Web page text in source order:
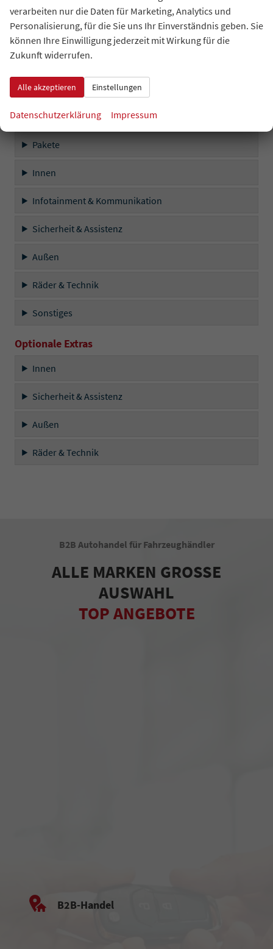
Sicherheit & Assistenz
Außen
Räder & Technik
Sonstiges
Serienausstattungen
Pakete
Innen
Infotainment & Kommunikation
Sicherheit & Assistenz
Außen
Räder & Technik
Sonstiges
Optionale Extras
Innen
Sicherheit & Assistenz
Außen
Räder & Technik
B2B Autohandel für Fahrzeughändler
ALLE MARKEN GROSSE
AUSWAHL
TOP ANGEBOTE
B2B-Handel
verarbeiten nur die Daten für Marketing, Analytics und
Personalisierung, für die Sie uns Ihr Einverständnis geben. Sie
können Ihre Einwilligung jederzeit mit Wirkung für die
Zukunft widerrufen.
Alle akzeptieren Einstellungen
Datenschutzerklärung Impressum